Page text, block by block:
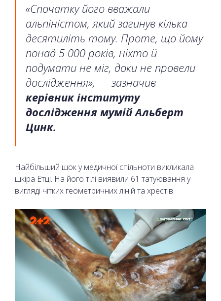
«Спочатку його вважали
альпіністом, який загинув кілька
десятиліть тому. Проте, що йому
понад 5 000 років, ніхто й
подумати не міг, доки не провели
дослідження», — зазначив
керівник інституту
дослідження мумій Альберт
Цинк.
Найбільший шок у медичної спільноти викликала
шкіра Етці. На його тілі виявили 61 татуювання у
вигляді чітких геометричних ліній та хрестів.